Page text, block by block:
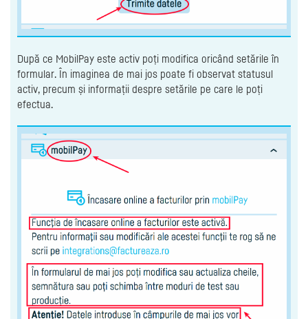
După ce MobilPay este activ poți modifica oricând setările în
formular. În imaginea de mai jos poate fi observat statusul
activ, precum și informații despre setările pe care le poți
efectua.